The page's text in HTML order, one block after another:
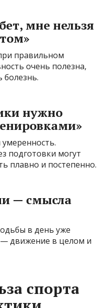
мне нельзя
правильном
очень полезна,
болезнь.
нужно
подготовки могут
плавно и постепенно.
— смысла
в день уже
— движение в целом и
спорта